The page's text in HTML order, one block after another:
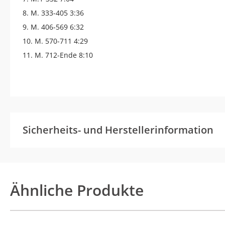
8. M. 333-405 3:36
9. M. 406-569 6:32
10. M. 570-711 4:29
11. M. 712-Ende 8:10
Sicherheits- und Herstellerinformation
Ähnliche Produkte